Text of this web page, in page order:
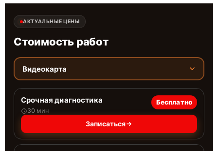
АКТУАЛЬНЫЕ ЦЕНЫ
Стоимость работ
Видеокарта
Срочная диагностика
30 мин
Бесплатно
Записаться